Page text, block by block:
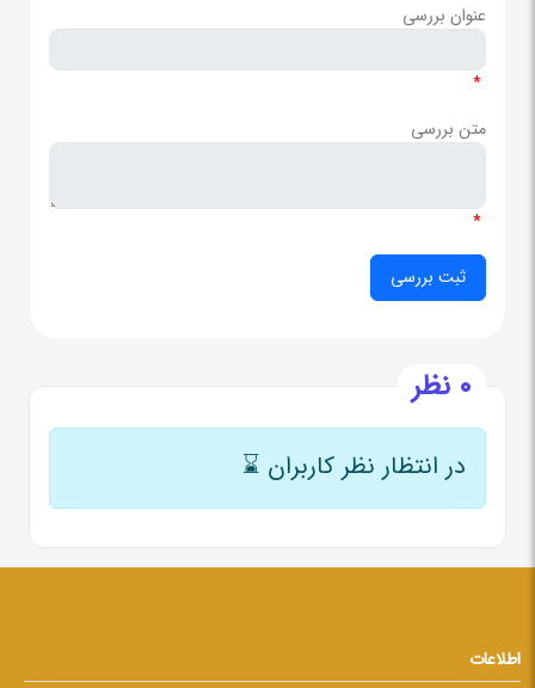
عنوان بررسی
*
متن بررسی
*
0 نظر
در انتظار نظر کاربران ⌛
اطلاعات